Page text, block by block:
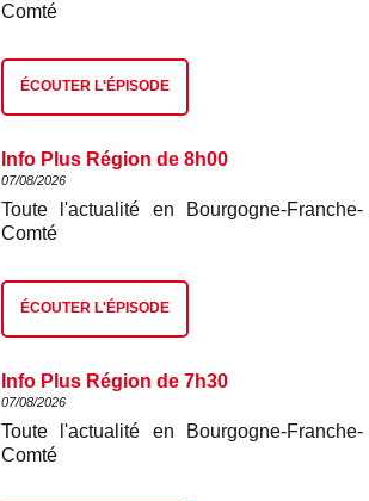
Comté
ÉCOUTER L'ÉPISODE
Info Plus Région de 8h00
07/08/2026
Toute l'actualité en Bourgogne-Franche-
Comté
ÉCOUTER L'ÉPISODE
Info Plus Région de 7h30
07/08/2026
Toute l'actualité en Bourgogne-Franche-
Comté